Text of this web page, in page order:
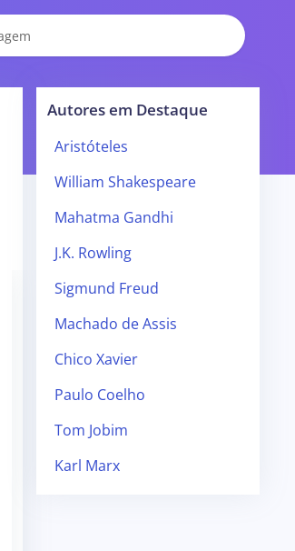
Autores em Destaque
Aristóteles
William Shakespeare
Mahatma Gandhi
J.K. Rowling
Sigmund Freud
Machado de Assis
Chico Xavier
Paulo Coelho
Tom Jobim
Karl Marx